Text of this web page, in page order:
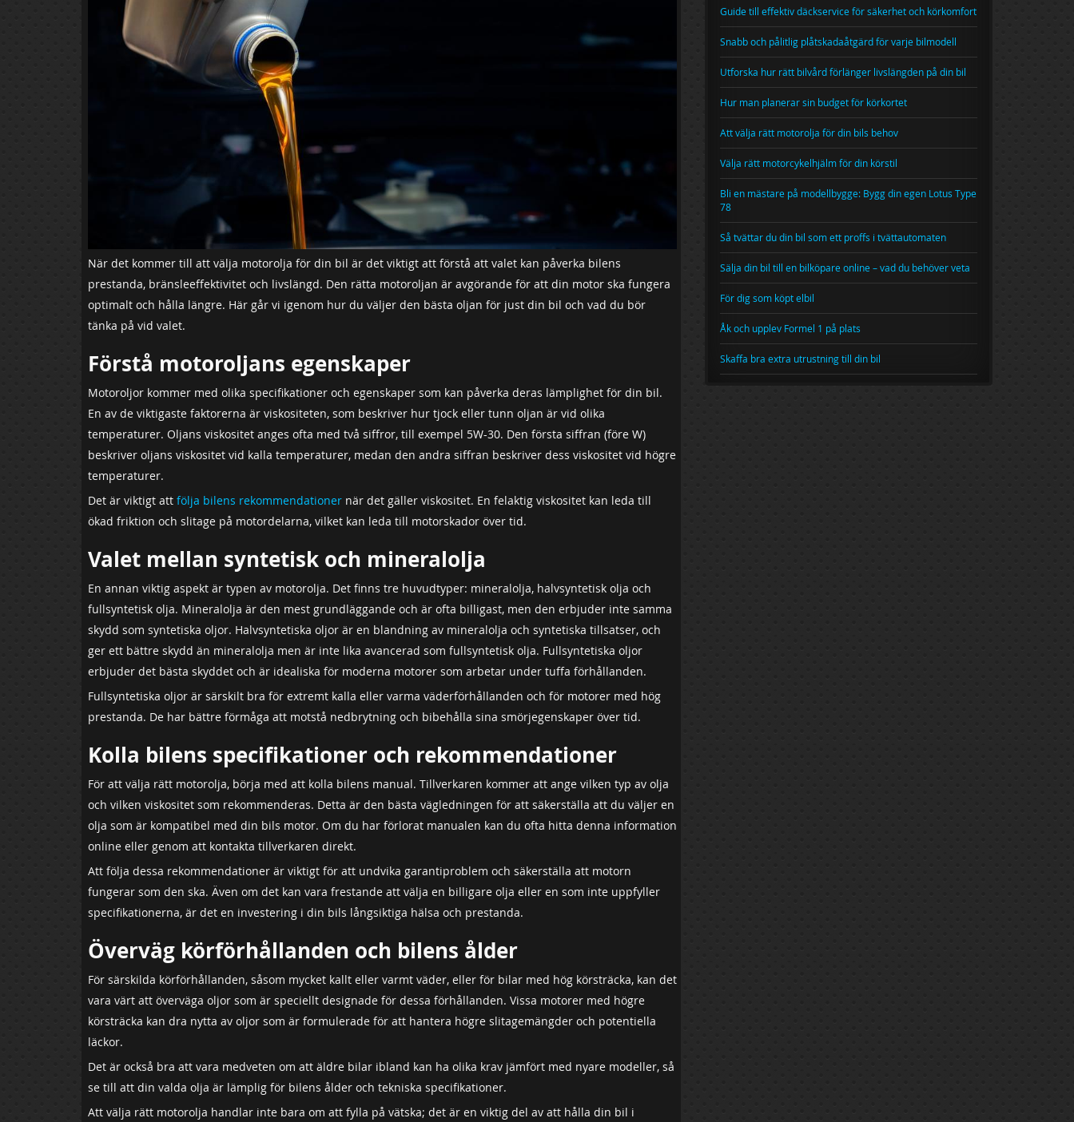
När det kommer till att välja motorolja för din bil är det viktigt att förstå att valet kan påverka bilens
prestanda, bränsleeffektivitet och livslängd. Den rätta motoroljan är avgörande för att din motor ska fungera
optimalt och hålla längre. Här går vi igenom hur du väljer den bästa oljan för just din bil och vad du bör
tänka på vid valet.
Förstå motoroljans egenskaper
Motoroljor kommer med olika specifikationer och egenskaper som kan påverka deras lämplighet för din bil.
En av de viktigaste faktorerna är viskositeten, som beskriver hur tjock eller tunn oljan är vid olika
temperaturer. Oljans viskositet anges ofta med två siffror, till exempel 5W-30. Den första siffran (före W)
beskriver oljans viskositet vid kalla temperaturer, medan den andra siffran beskriver dess viskositet vid högre
temperaturer.
Det är viktigt att följa bilens rekommendationer när det gäller viskositet. En felaktig viskositet kan leda till
ökad friktion och slitage på motordelarna, vilket kan leda till motorskador över tid.
Valet mellan syntetisk och mineralolja
En annan viktig aspekt är typen av motorolja. Det finns tre huvudtyper: mineralolja, halvsyntetisk olja och
fullsyntetisk olja. Mineralolja är den mest grundläggande och är ofta billigast, men den erbjuder inte samma
skydd som syntetiska oljor. Halvsyntetiska oljor är en blandning av mineralolja och syntetiska tillsatser, och
ger ett bättre skydd än mineralolja men är inte lika avancerad som fullsyntetisk olja. Fullsyntetiska oljor
erbjuder det bästa skyddet och är idealiska för moderna motorer som arbetar under tuffa förhållanden.
Fullsyntetiska oljor är särskilt bra för extremt kalla eller varma väderförhållanden och för motorer med hög
prestanda. De har bättre förmåga att motstå nedbrytning och bibehålla sina smörjegenskaper över tid.
Kolla bilens specifikationer och rekommendationer
För att välja rätt motorolja, börja med att kolla bilens manual. Tillverkaren kommer att ange vilken typ av olja
och vilken viskositet som rekommenderas. Detta är den bästa vägledningen för att säkerställa att du väljer en
olja som är kompatibel med din bils motor. Om du har förlorat manualen kan du ofta hitta denna information
online eller genom att kontakta tillverkaren direkt.
Att följa dessa rekommendationer är viktigt för att undvika garantiproblem och säkerställa att motorn
fungerar som den ska. Även om det kan vara frestande att välja en billigare olja eller en som inte uppfyller
specifikationerna, är det en investering i din bils långsiktiga hälsa och prestanda.
Överväg körförhållanden och bilens ålder
För särskilda körförhållanden, såsom mycket kallt eller varmt väder, eller för bilar med hög körsträcka, kan det
vara värt att överväga oljor som är speciellt designade för dessa förhållanden. Vissa motorer med högre
körsträcka kan dra nytta av oljor som är formulerade för att hantera högre slitagemängder och potentiella
läckor.
Det är också bra att vara medveten om att äldre bilar ibland kan ha olika krav jämfört med nyare modeller, så
se till att din valda olja är lämplig för bilens ålder och tekniska specifikationer.
Att välja rätt motorolja handlar inte bara om att fylla på vätska; det är en viktig del av att hålla din bil i
Guide till effektiv däckservice för säkerhet och körkomfort
Snabb och pålitlig plåtskadaåtgärd för varje bilmodell
Utforska hur rätt bilvård förlänger livslängden på din bil
Hur man planerar sin budget för körkortet
Att välja rätt motorolja för din bils behov
Välja rätt motorcykelhjälm för din körstil
Bli en mästare på modellbygge: Bygg din egen Lotus Type
78
Så tvättar du din bil som ett proffs i tvättautomaten
Sälja din bil till en bilköpare online – vad du behöver veta
För dig som köpt elbil
Åk och upplev Formel 1 på plats
Skaffa bra extra utrustning till din bil